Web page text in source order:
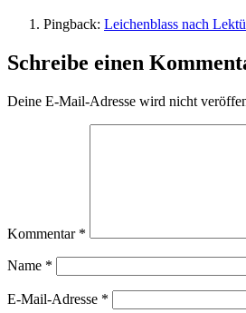
Pingback: Leichenblass nach
Schreibe einen
Deine E-Mail-Adresse wird nicht
Kommentar *
Name *
E-Mail-Adresse *